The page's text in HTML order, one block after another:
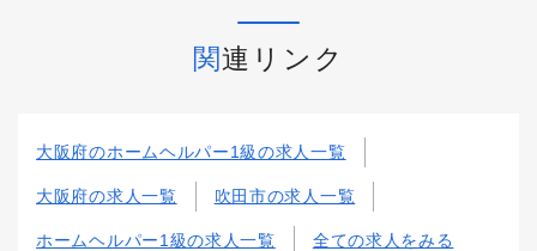
関連リンク
大阪府のホームヘルパー1級の求人一覧
大阪府の求人一覧 吹田市の求人一覧
ホームヘルパー1級の求人一覧 全ての求人をみる